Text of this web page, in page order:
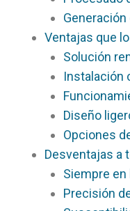
Generación
Ventajas que
Solución
Instalación
Diseño
Opciones
Desventajas a
Siempre
Precisión